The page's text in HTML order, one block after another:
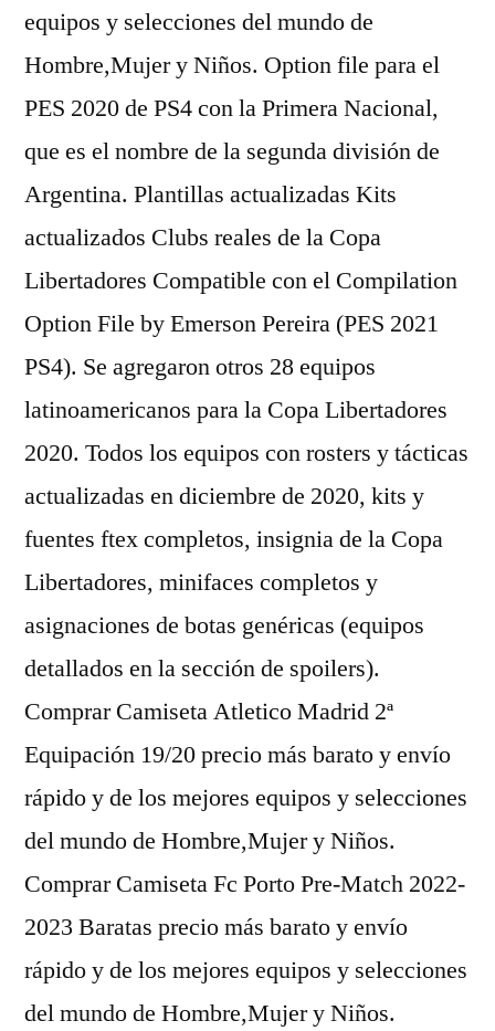
equipos y selecciones del mundo de
Hombre,Mujer y Niños. Option file para el
PES 2020 de PS4 con la Primera Nacional,
que es el nombre de la segunda división de
Argentina. Plantillas actualizadas Kits
actualizados Clubs reales de la Copa
Libertadores Compatible con el Compilation
Option File by Emerson Pereira (PES 2021
PS4). Se agregaron otros 28 equipos
latinoamericanos para la Copa Libertadores
2020. Todos los equipos con rosters y tácticas
actualizadas en diciembre de 2020, kits y
fuentes ftex completos, insignia de la Copa
Libertadores, minifaces completos y
asignaciones de botas genéricas (equipos
detallados en la sección de spoilers).
Comprar Camiseta Atletico Madrid 2ª
Equipación 19/20 precio más barato y envío
rápido y de los mejores equipos y selecciones
del mundo de Hombre,Mujer y Niños.
Comprar Camiseta Fc Porto Pre-Match 2022-
2023 Baratas precio más barato y envío
rápido y de los mejores equipos y selecciones
del mundo de Hombre,Mujer y Niños.